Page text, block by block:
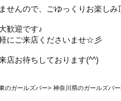
せんので、ごゆっくりお楽しみ
歓迎です♪
にご来店くださいませ☆彡
店お待ちしております(^^)
のガールズバー 神奈川県のガールズバー